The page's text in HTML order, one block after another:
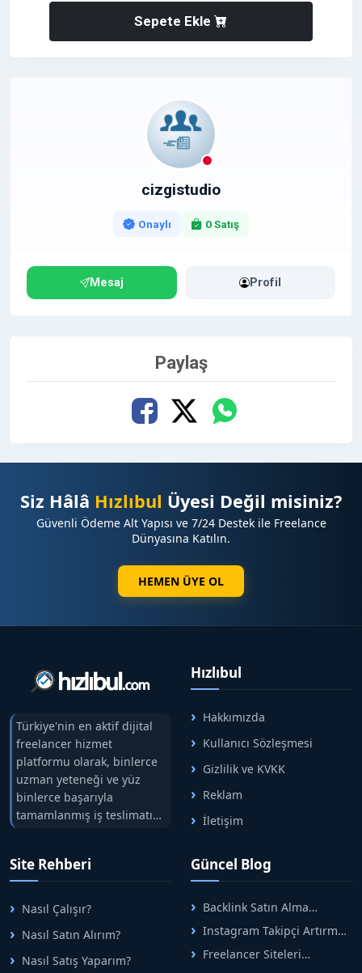
Sepete Ekle
cizgistudio
Onaylı 0 Satış
Mesaj Profil
Paylaş
Siz Hâlâ Hızlıbul Üyesi Değil misiniz?
Güvenli Ödeme Alt Yapısı ve 7/24 Destek ile Freelance
Dünyasına Katılın.
HEMEN ÜYE OL
Türkiye'nin en aktif dijital
freelancer hizmet
platformu olarak, binlerce
uzman yeteneği ve yüz
binlerce başarıyla
tamamlanmış iş teslimatını
tek çatıda buluşturuyoruz.
arasındaki süreci risksiz
alışveriş sistemi ile koruyan
ticaretin güvenli
adreslerinden birisidir.
Hızlıbul
Hakkımızda
Kullanıcı Sözleşmesi
Gizlilik ve KVKK
Reklam
İletişim
Site Rehberi
Nasıl Çalışır?
Nasıl Satın Alırım?
Nasıl Satış Yaparım?
Güncel Blog
Backlink Satın Alma
Rehberi: Güvenli SEO İçin
Doğru Adımlar
Instagram Takipçi Artırma
Yöntemleri: Organik Büyüme
Rehberi
Freelancer Siteleri